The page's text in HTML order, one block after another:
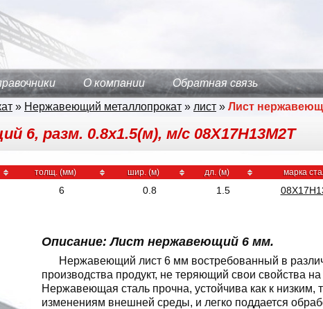
О компании Обратная связь
» Нержавеющий металлопрокат » лист » Лист
6, разм. 0.8х1.5(м), м/с 08Х17Н13М2Т
толщ. (мм) шир. (м) дл. (м) марка
6 0.8 1.5
Описание: Лист нержавеющий 6 мм.
Нержавеющий лист 6 мм востребованный в
производства продукт, не теряющий свои свойства
Нержавеющая сталь прочна, устойчива как к низким,
изменениям внешней среды, и легко поддается